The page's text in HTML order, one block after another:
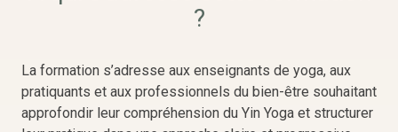
?
La formation s’adresse aux enseignants de yoga, aux
pratiquants et aux professionnels du bien-être souhaitant
approfondir leur compréhension du Yin Yoga et structurer